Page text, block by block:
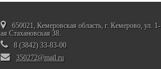
650021, Кемеровская область, г. Кемерово, ул. 1-
ая Стахановская 38.
8 (3842) 33-83-00
350272@mail.ru